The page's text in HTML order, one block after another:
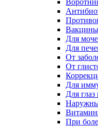
Вакцины
Для
Для
От
От
Для
Для
При